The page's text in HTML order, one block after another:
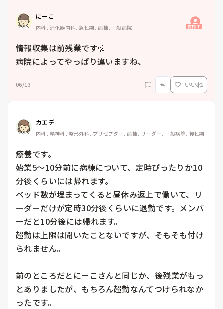
にーこ
内科, 消化器内科, 急性期, 病棟, 一般病院 質問主
情報収集は前残業です💦
病院によってやっぱり違いますね、
06/13 いいね
カエデ
内科, 精神科, 整形外科, プリセプター, 病棟, リーダー, 一般病院, 慢性期
療養です。
始業5～10分前に病棟について、定時ぴったりか10
分後くらいには帰れます。
ベッド数が埋まってくると昼休み返上で働いて、リ
ーダーだけが定時30分後くらいに退勤です。メンバ
ーだと10分後には帰れます。
超勤は上限は聞いたことないですが、そもそも付け
られません。
前のところだとにーこさんと同じか、後残業がもっ
とありましたが、もちろん超勤なんてつけられなか
ったです。